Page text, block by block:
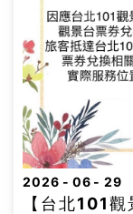
2026 06 29
【台北101